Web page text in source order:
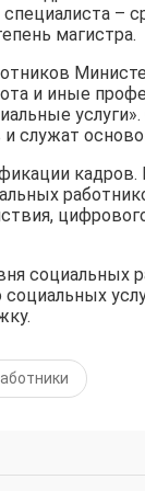
–
магистра.
и иные
служат
кадров.
социальных